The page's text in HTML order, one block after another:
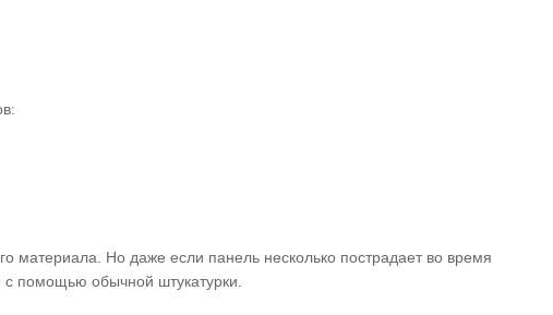
материала. Но даже если панель несколько пострадает во время
помощью обычной штукатурки.